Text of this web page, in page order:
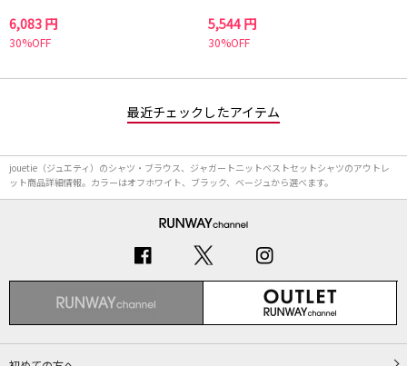
6,083 円
30%OFF
5,544 円
30%OFF
最近チェックしたアイテム
jouetie（ジュエティ）のシャツ・ブラウス、ジャガートニットベストセットシャツのアウトレ
ット商品詳細情報。カラーはオフホワイト、ブラック、ベージュから選べます。